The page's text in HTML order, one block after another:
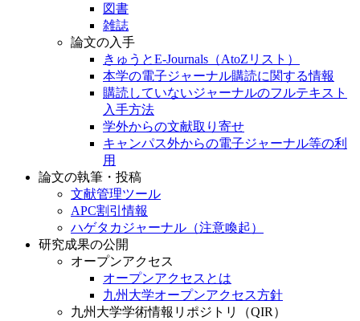
図書
雑誌
論文の入手
きゅうとE-Journals（AtoZリスト）
本学の電子ジャーナル購読に関する情報
購読していないジャーナルのフルテキスト
入手方法
学外からの文献取り寄せ
キャンパス外からの電子ジャーナル等の利
用
論文の執筆・投稿
文献管理ツール
APC割引情報
ハゲタカジャーナル（注意喚起）
研究成果の公開
オープンアクセス
オープンアクセスとは
九州大学オープンアクセス方針
九州大学学術情報リポジトリ（QIR）